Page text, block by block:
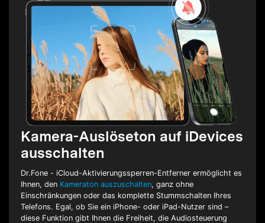
Kamera-Auslöseton auf iDevices
ausschalten
Dr.Fone - iCloud-Aktivierungssperren-Entferner ermöglicht es
Ihnen, den Kameraton auszuschalten, ganz ohne
Einschränkungen oder das komplette Stummschalten Ihres
Telefons. Egal, ob Sie ein iPhone- oder iPad-Nutzer sind –
diese Funktion gibt Ihnen die Freiheit, die Audiosteuerung